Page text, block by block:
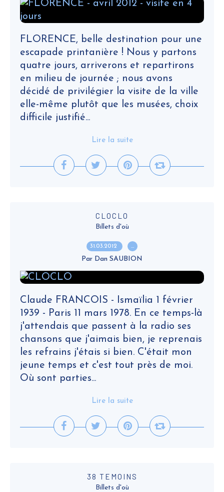
FLORENCE, belle destination pour une
escapade printanière ! Nous y partons
quatre jours, arriverons et repartirons
en milieu de journée ; nous avons
décidé de privilégier la visite de la ville
elle-même plutôt que les musées, choix
difficile justifié...
Lire la suite
CLOCLO
Billets d'où
31.03.2012 …
Par Dan SAUBION
Claude FRANCOIS - Ismaïlia 1 février
1939 - Paris 11 mars 1978. En ce temps-là
j'attendais que passent à la radio ses
chansons que j'aimais bien, je reprenais
les refrains j'étais si bien. C'était mon
jeune temps et c'est tout près de moi.
Où sont parties...
Lire la suite
38 TEMOINS
Billets d'où